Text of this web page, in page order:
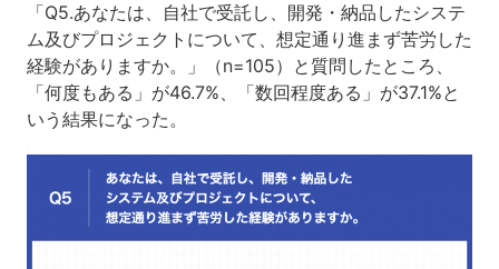
「Q5.あなたは、自社で受託し、開発・納品したシステ
ム及びプロジェクトについて、想定通り進まず苦労した
経験がありますか。」（n=105）と質問したところ、
「何度もある」が46.7%、「数回程度ある」が37.1%と
いう結果になった。